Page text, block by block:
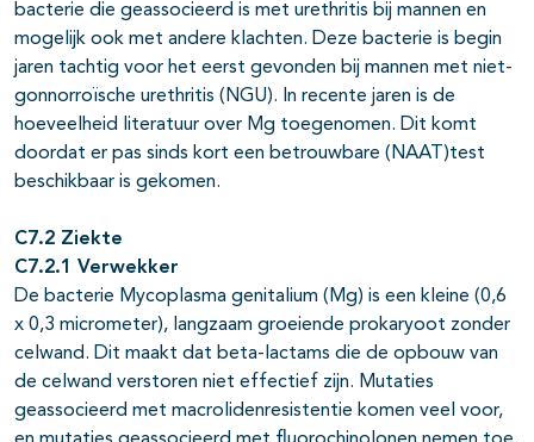
open- en dichtklappen
open- en dichtklappen
bacterie die geassocieerd is met urethritis bij mannen en
mogelijk ook met andere klachten. Deze bacterie is begin
jaren tachtig voor het eerst gevonden bij mannen met niet-
gonnorroïsche urethritis (NGU). In recente jaren is de
hoeveelheid literatuur over Mg toegenomen. Dit komt
doordat er pas sinds kort een betrouwbare (NAAT­)test
beschikbaar is gekomen.
C7.2 Ziekte
C7.2.1 Verwekker
De bacterie Mycoplasma genitalium (Mg) is een kleine (0,6
x 0,3 micrometer), langzaam groeiende prokaryoot zonder
celwand. Dit maakt dat beta-lactams die de opbouw van
de celwand verstoren niet effectief zijn. Mutaties
geassocieerd met macrolidenresistentie komen veel voor,